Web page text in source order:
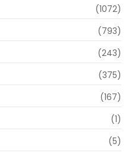
(1072)
(793)
(243)
(375)
(167)
(1)
(5)